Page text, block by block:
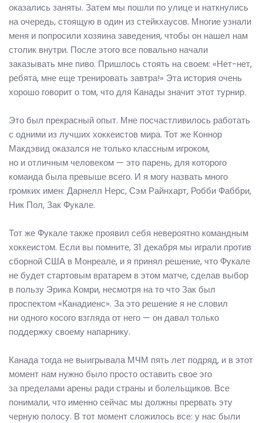
оказались заняты. Затем мы пошли по улице и наткнулись
на очередь, стоящую в один из стейкхаусов. Многие узнали
меня и попросили хозяина заведения, чтобы он нашел нам
столик внутри. После этого все повально начали
заказывать мне пиво. Пришлось стоять на своем: «Нет-нет,
ребята, мне еще тренировать завтра!» Эта история очень
хорошо говорит о том, что для Канады значит этот турнир.
Это был прекрасный опыт. Мне посчастливилось работать
с одними из лучших хоккеистов мира. Тот же Коннор
Макдэвид оказался не только классным игроком,
но и отличным человеком — это парень, для которого
команда была превыше всего. И я могу назвать много
громких имен: Дарнелл Нерс, Сэм Райнхарт, Робби Фаббри,
Ник Пол, Зак Фукале.
Тот же Фукале также проявил себя невероятно командным
хоккеистом. Если вы помните, 31 декабря мы играли против
сборной США в Монреале, и я принял решение, что Фукале
не будет стартовым вратарем в этом матче, сделав выбор
в пользу Эрика Комри, несмотря на то что Зак был
проспектом «Канадиенс». За это решение я не словил
ни одного косого взгляда от него — он давал только
поддержку своему напарнику.
Канада тогда не выигрывала МЧМ пять лет подряд, и в этот
момент нам нужно было просто оставить свое эго
за пределами арены ради страны и болельщиков. Все
понимали, что именно сейчас мы должны прервать эту
черную полосу. В тот момент сложилось все: у нас были